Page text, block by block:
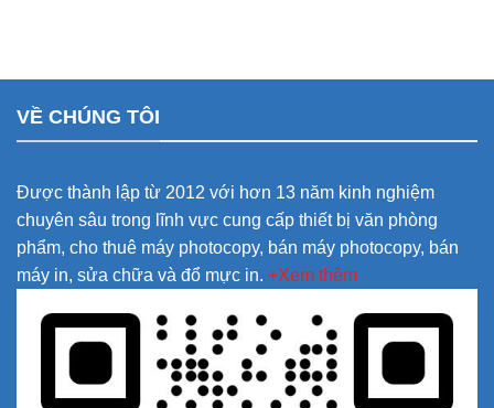
VỀ CHÚNG TÔI
Được thành lập từ 2012 với hơn 13 năm kinh nghiệm
chuyên sâu trong lĩnh vực cung cấp thiết bị văn phòng
phẩm, cho thuê máy photocopy, bán máy photocopy, bán
máy in, sửa chữa và đổ mực in. +Xem thêm